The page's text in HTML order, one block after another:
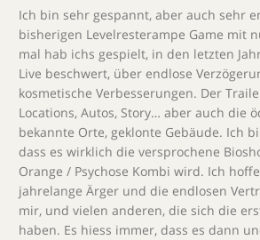
Ich bin sehr gespannt, aber auch sehr
bisherigen Levelresterampe Game mit
mal hab ichs gespielt, in den letzten
Live beschwert, über endlose
kosmetische Verbesserungen. Der
Locations, Autos, Story… aber auch die
bekannte Orte, geklonte Gebäude. Ich
dass es wirklich die versprochene
Orange / Psychose Kombi wird. Ich
jahrelange Ärger und die endlosen
mir, und vielen anderen, die sich die
haben. Es hiess immer, dass es dann